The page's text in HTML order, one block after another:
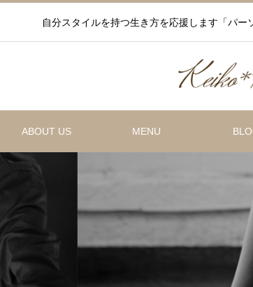
自分スタイルを持つ生き方を応援します「パー
ABOUT US MENU